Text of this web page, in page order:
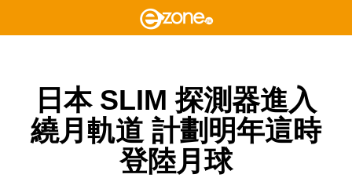
日本 SLIM 探測器進入
繞月軌道 計劃明年這時
登陸月球